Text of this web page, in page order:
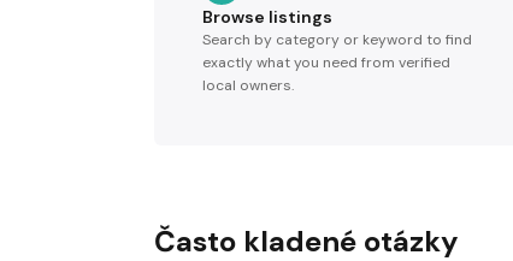
Browse listings
Search by category or keyword to find
exactly what you need from verified
local owners.
Často kladené otázky